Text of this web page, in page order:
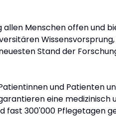
Menschen offen und
Stand der
und Patienten
eine medizinisch
300'000 Pflegetagen